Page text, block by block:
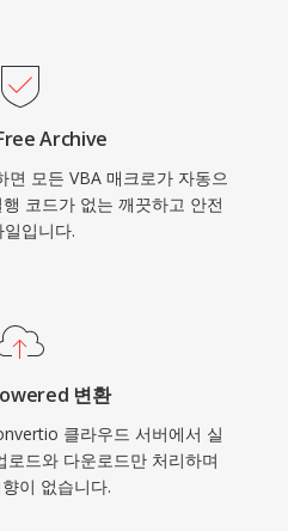
Archive
면 모든 VBA 매크로가 자동으
코드가 없는 깨끗하고 안전
일입니다.
변환
클라우드 서버에서 실
로드와 다운로드만 처리하며
이 없습니다.